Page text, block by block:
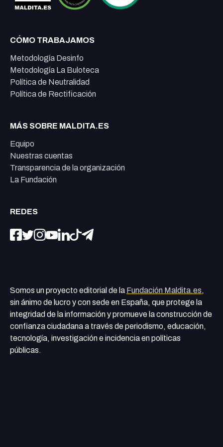
CÓMO TRABAJAMOS
Metodología Desinfo
Metodología La Buloteca
Política de Neutralidad
Política de Rectificación
MÁS SOBRE MALDITA.ES
Equipo
Nuestras cuentas
Transparencia de la organización
La Fundación
REDES
Somos un proyecto editorial de la Fundación Maldita.es,
sin ánimo de lucro y con sede en España, que protege la
integridad de la información y promueve la construcción de
confianza ciudadana a través de periodismo, educación,
tecnología, investigación e incidencia en políticas
públicas.